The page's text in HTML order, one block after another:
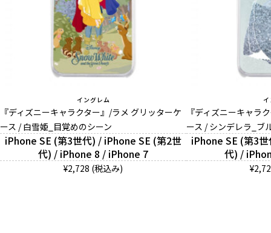
イングレム
『ディズニーキャラクター』/ラメ グリッターケ
ース / 白雪姫_目覚めのシーン
iPhone SE (第3世代) / iPhone SE (第2世
代) / iPhone 8 / iPhone 7
¥2,728 (税込み)
『ディズニーキャラ
ース / シンデレラ_ブ
iPhone SE (第3
代) /